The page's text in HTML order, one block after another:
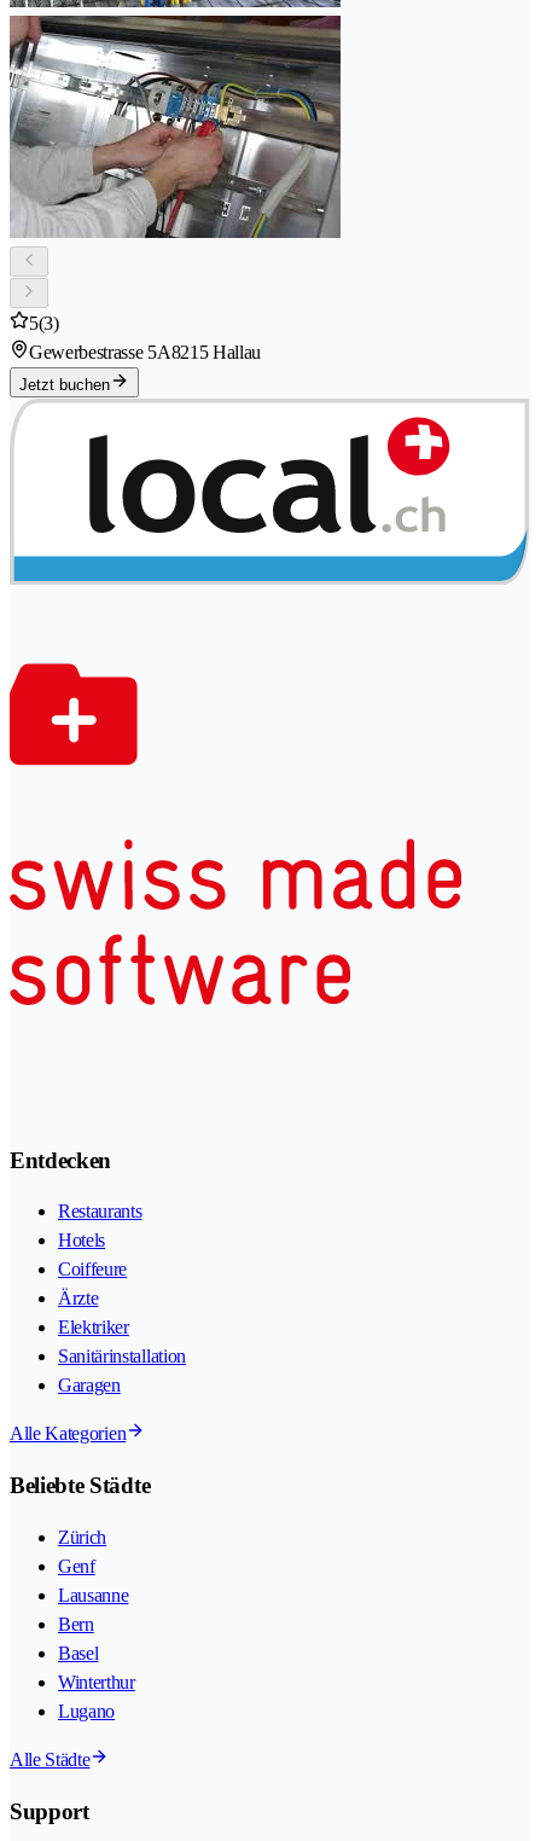
5(3)
Gewerbestrasse 5A8215 Hallau
Jetzt buchen
Entdecken
Restaurants
Hotels
Coiffeure
Ärzte
Elektriker
Sanitärinstallation
Garagen
Alle Kategorien
Beliebte Städte
Zürich
Genf
Lausanne
Bern
Basel
Winterthur
Lugano
Alle Städte
Support